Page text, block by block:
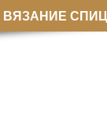
ВЯЗАНИЕ